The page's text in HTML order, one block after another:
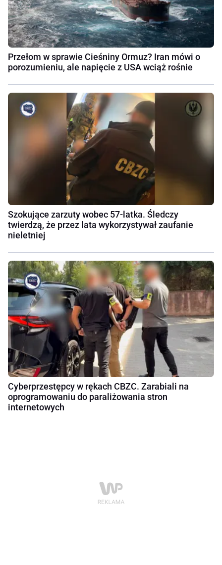
Przełom w sprawie Cieśniny Ormuz? Iran mówi o
porozumieniu, ale napięcie z USA wciąż rośnie
Szokujące zarzuty wobec 57-latka. Śledczy
twierdzą, że przez lata wykorzystywał zaufanie
nieletniej
Cyberprzestępcy w rękach CBZC. Zarabiali na
oprogramowaniu do paraliżowania stron
internetowych